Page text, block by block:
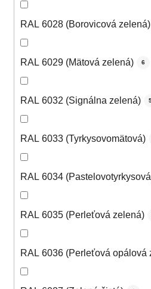
RAL 6028 (Borovicová zelená)
RAL 6029 (Mätová zelená) 6
RAL 6032 (Signálna zelená)
RAL 6033 (Tyrkysovomätová)
RAL 6034
RAL 6035 (Perleťová zelená)
RAL 6036 (Perleťová opálová